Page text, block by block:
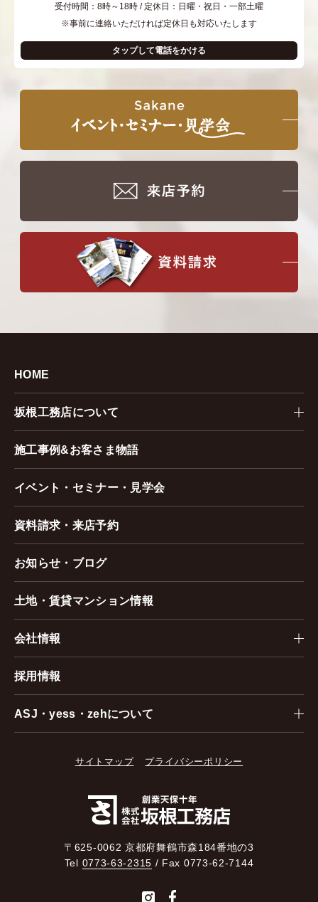
受付時間：8時～18時 / 定休日：日曜・祝日・一部土曜
※事前に連絡いただければ定休日も対応いたします
タップして電話をかける
HOME
坂根工務店について
施工事例&お客さま物語
イベント・セミナー・見学会
資料請求・来店予約
お知らせ・ブログ
土地・賃貸マンション情報
会社情報
採用情報
ASJ・yess・zehについて
サイトマップ プライバシーポリシー
〒625-0062 京都府舞鶴市森184番地の3
Tel 0773-63-2315 / Fax 0773-62-7144